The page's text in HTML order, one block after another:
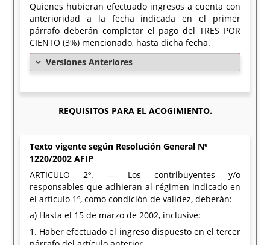
Quienes hubieran efectuado ingresos a cuenta con
anterioridad a la fecha indicada en el primer
párrafo deberán completar el pago del TRES POR
CIENTO (3%) mencionado, hasta dicha fecha.
Versiones Anteriores
REQUISITOS PARA EL ACOGIMIENTO.
Texto vigente según Resolución General Nº
1220/2002 AFIP
ARTICULO 2º. — Los contribuyentes y/o
responsables que adhieran al régimen indicado en
el artículo 1º, como condición de validez, deberán:
a) Hasta el 15 de marzo de 2002, inclusive:
1. Haber efectuado el ingreso dispuesto en el tercer